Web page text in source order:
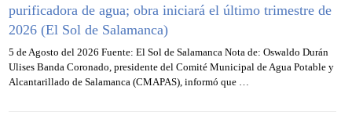
purificadora de agua; obra iniciará el último trimestre de
2026 (El Sol de Salamanca)
5 de Agosto del 2026 Fuente: El Sol de Salamanca Nota de: Oswaldo Durán
Ulises Banda Coronado, presidente del Comité Municipal de Agua Potable y
Alcantarillado de Salamanca (CMAPAS), informó que …